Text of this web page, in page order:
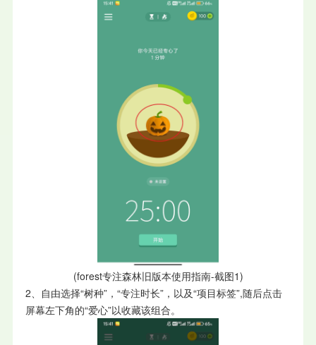
(forest专注森林旧版本使用指南-截图1)
2、自由选择“树种”，“专注时长”，以及“项目标签”,随后点击
屏幕左下角的“爱心”以收藏该组合。